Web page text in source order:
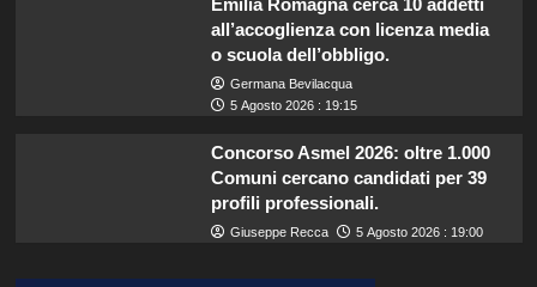
Emilia Romagna cerca 10 addetti
all’accoglienza con licenza media
o scuola dell’obbligo.
Germana Bevilacqua
5 Agosto 2026 : 19:15
Concorso Asmel 2026: oltre 1.000
Comuni cercano candidati per 39
profili professionali.
Giuseppe Recca 5 Agosto 2026 : 19:00